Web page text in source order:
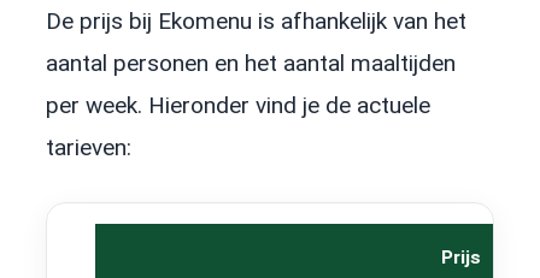
De prijs bij Ekomenu is afhankelijk van het
aantal personen en het aantal maaltijden
per week. Hieronder vind je de actuele
tarieven:
Prijs